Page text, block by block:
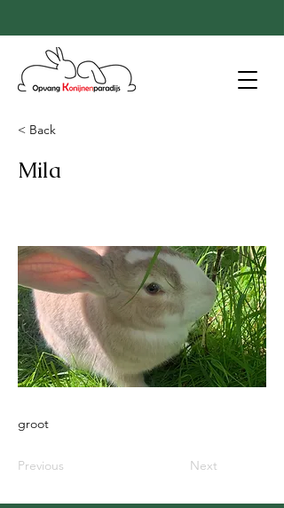
< Back
Mila
groot
Previous Next